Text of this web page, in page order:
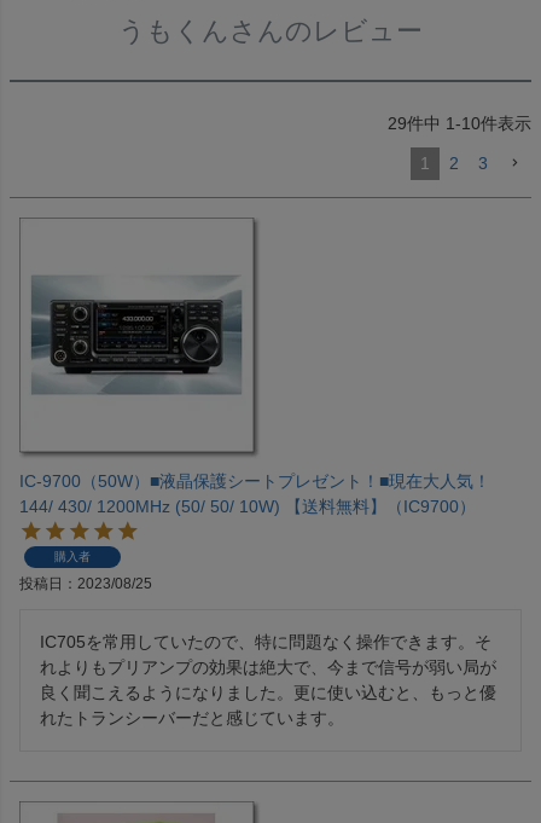
うもくんさんのレビュー
29件中 1-10件表示
1 2 3
IC-9700（50W）■液晶保護シートプレゼント！■現在大人気！
144/ 430/ 1200MHz (50/ 50/ 10W) 【送料無料】（IC9700）
購入者
投稿日 2023/08/25
IC705を常用していたので、特に問題なく操作できます。そ
れよりもプリアンプの効果は絶大で、今まで信号が弱い局が
良く聞こえるようになりました。更に使い込むと、もっと優
れたトランシーバーだと感じています。